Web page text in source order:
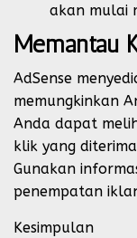
akan mulai
Memantau
AdSense
memungkinkan
Anda dapat
klik yang
Gunakan
penempatan
Kesimpulan